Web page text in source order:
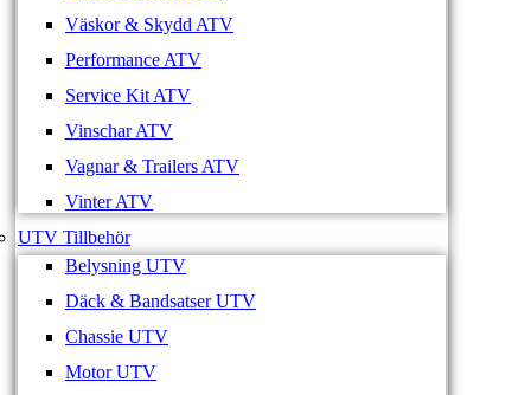
Väskor & Skydd ATV
Performance ATV
Service Kit ATV
Vinschar ATV
Vagnar & Trailers ATV
Vinter ATV
UTV Tillbehör
Belysning UTV
Däck & Bandsatser UTV
Chassie UTV
Motor UTV